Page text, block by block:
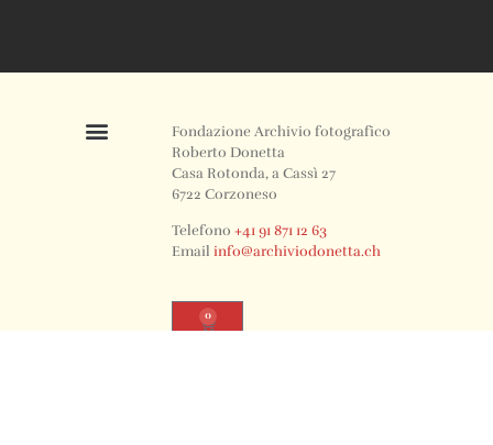
Fondazione Archivio fotografico
Roberto Donetta
Casa Rotonda, a Cassì 27
6722 Corzoneso
Telefono+41 91 871 12 63
Emailinfo@archiviodonetta.ch
0